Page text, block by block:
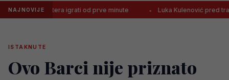
NAJNOVIJE
Intera igrati od prve minute Luka Kulenović pred
ISTAKNUTE
Ovo Barci nije priznato